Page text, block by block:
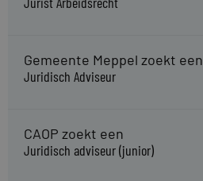
Gemeente Meppel zoekt een
Juridisch Adviseur
CAOP zoekt een
Juridisch adviseur (junior)